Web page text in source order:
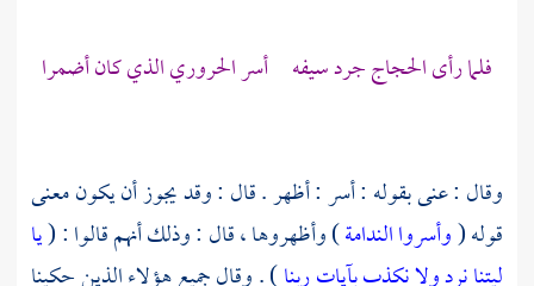
فلما رأى الحجاج جرد سيفه أسر الحروري الذي كان أضمرا
وقال : عنى بقوله : أسر : أظهر . قال : وقد يجوز أن يكون معنى
قوله (وأسروا الندامة) وأظهروها ، قال : وذلك أنهم قالوا : (يا